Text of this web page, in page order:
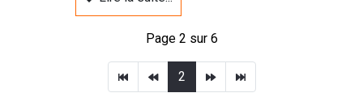
Page 2 sur 6
2